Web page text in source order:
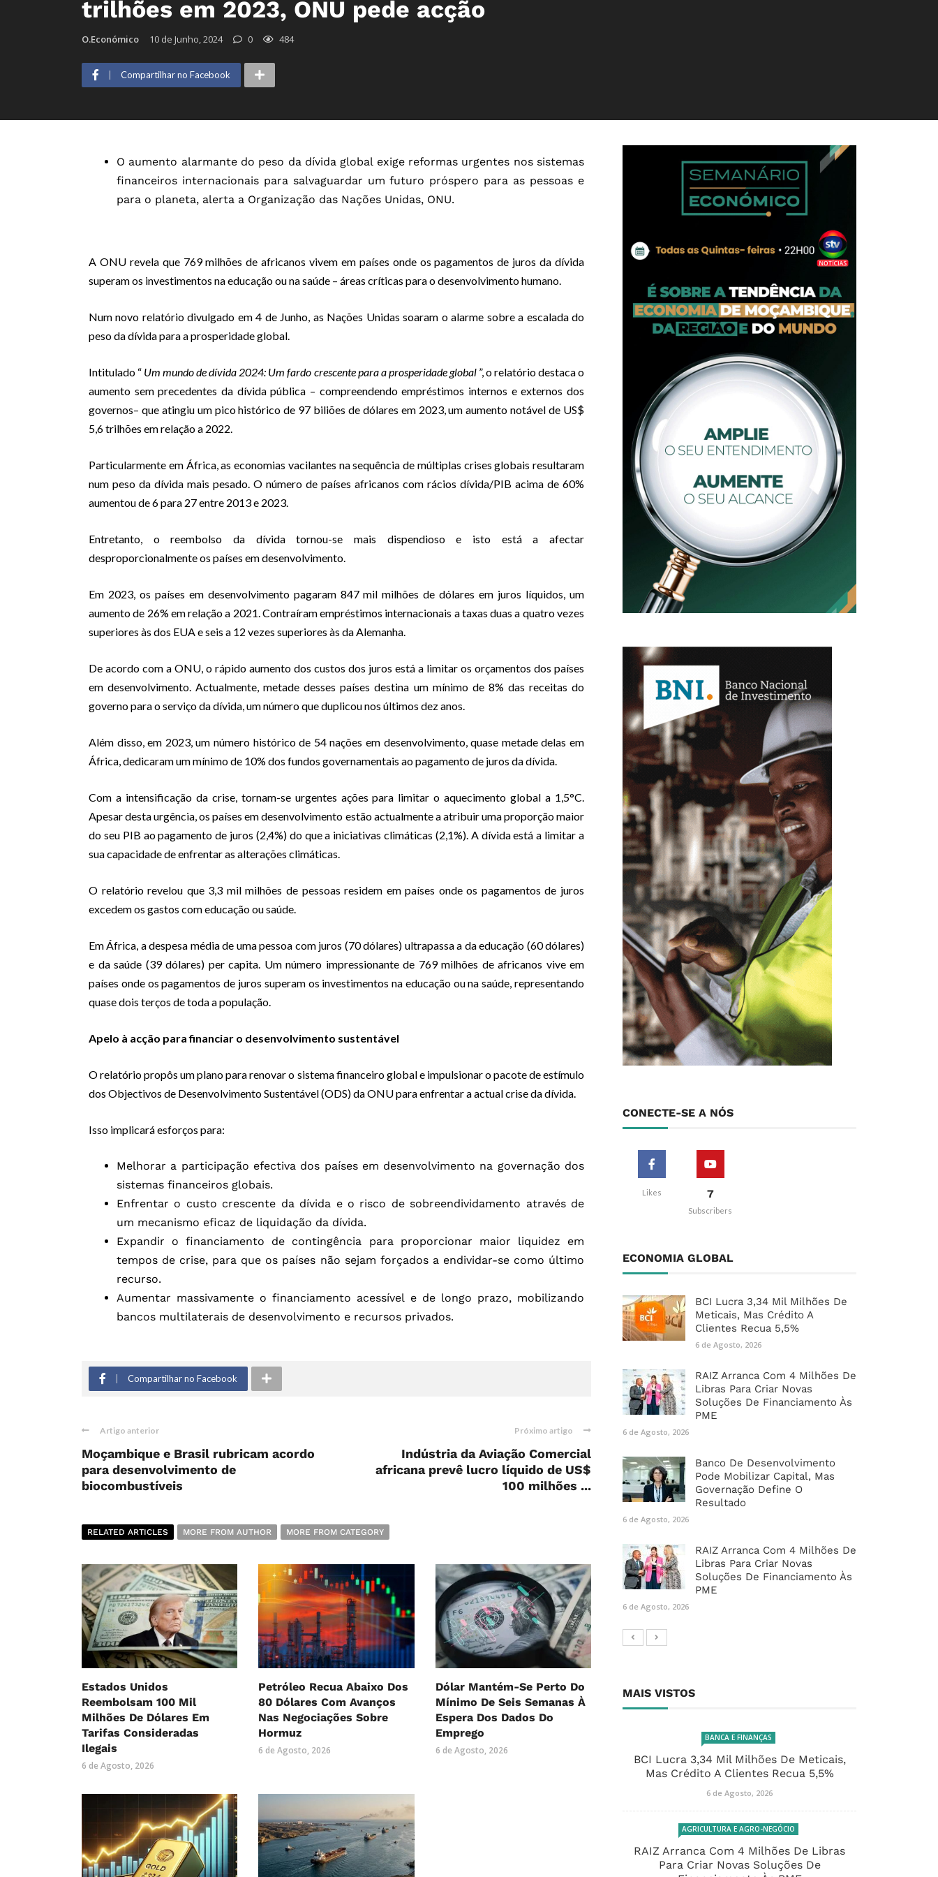
trilhões em 2023, ONU pede acção
O.Económico 10 de Junho, 2024 0 484
Compartilhar no Facebook
O aumento alarmante do peso da dívida global exige reformas urgentes nos sistemas
financeiros internacionais para salvaguardar um futuro próspero para as pessoas e
para o planeta, alerta a Organização das Nações Unidas, ONU.
A ONU revela que 769 milhões de africanos vivem em países onde os pagamentos de juros da dívida
superam os investimentos na educação ou na saúde – áreas críticas para o desenvolvimento humano.
Num novo relatório divulgado em 4 de Junho, as Nações Unidas soaram o alarme sobre a escalada do
peso da dívida para a prosperidade global.
Intitulado “ Um mundo de dívida 2024: Um fardo crescente para a prosperidade global ”, o relatório destaca o
aumento sem precedentes da dívida pública – compreendendo empréstimos internos e externos dos
governos– que atingiu um pico histórico de 97 biliões de dólares em 2023, um aumento notável de US$
5,6 trilhões em relação a 2022.
Particularmente em África, as economias vacilantes na sequência de múltiplas crises globais resultaram
num peso da dívida mais pesado. O número de países africanos com rácios dívida/PIB acima de 60%
aumentou de 6 para 27 entre 2013 e 2023.
Entretanto, o reembolso da dívida tornou-se mais dispendioso e isto está a afectar
desproporcionalmente os países em desenvolvimento.
Em 2023, os países em desenvolvimento pagaram 847 mil milhões de dólares em juros líquidos, um
aumento de 26% em relação a 2021. Contraíram empréstimos internacionais a taxas duas a quatro vezes
superiores às dos EUA e seis a 12 vezes superiores às da Alemanha.
De acordo com a ONU, o rápido aumento dos custos dos juros está a limitar os orçamentos dos países
em desenvolvimento. Actualmente, metade desses países destina um mínimo de 8% das receitas do
governo para o serviço da dívida, um número que duplicou nos últimos dez anos.
Além disso, em 2023, um número histórico de 54 nações em desenvolvimento, quase metade delas em
África, dedicaram um mínimo de 10% dos fundos governamentais ao pagamento de juros da dívida.
Com a intensificação da crise, tornam-se urgentes ações para limitar o aquecimento global a 1,5°C.
Apesar desta urgência, os países em desenvolvimento estão actualmente a atribuir uma proporção maior
do seu PIB ao pagamento de juros (2,4%) do que a iniciativas climáticas (2,1%). A dívida está a limitar a
sua capacidade de enfrentar as alterações climáticas.
O relatório revelou que 3,3 mil milhões de pessoas residem em países onde os pagamentos de juros
excedem os gastos com educação ou saúde.
Em África, a despesa média de uma pessoa com juros (70 dólares) ultrapassa a da educação (60 dólares)
e da saúde (39 dólares) per capita. Um número impressionante de 769 milhões de africanos vive em
países onde os pagamentos de juros superam os investimentos na educação ou na saúde, representando
quase dois terços de toda a população.
Apelo à acção para financiar o desenvolvimento sustentável
O relatório propôs um plano para renovar o sistema financeiro global e impulsionar o pacote de estímulo
dos Objectivos de Desenvolvimento Sustentável (ODS) da ONU para enfrentar a actual crise da dívida.
Isso implicará esforços para:
Melhorar a participação efectiva dos países em desenvolvimento na governação dos
sistemas financeiros globais.
Enfrentar o custo crescente da dívida e o risco de sobreendividamento através de
um mecanismo eficaz de liquidação da dívida.
Expandir o financiamento de contingência para proporcionar maior liquidez em
tempos de crise, para que os países não sejam forçados a endividar-se como último
recurso.
Aumentar massivamente o financiamento acessível e de longo prazo, mobilizando
bancos multilaterais de desenvolvimento e recursos privados.
Compartilhar no Facebook
Artigo anterior
Moçambique e Brasil rubricam acordo
para desenvolvimento de
biocombustíveis
Próximo artigo
Indústria da Aviação Comercial
africana prevê lucro líquido de US$
100 milhões ...
RELATED ARTICLES MORE FROM AUTHOR MORE FROM CATEGORY
Estados Unidos
Reembolsam 100 Mil
Milhões De Dólares Em
Tarifas Consideradas
Ilegais
6 de Agosto, 2026
Petróleo Recua Abaixo Dos
80 Dólares Com Avanços
Nas Negociações Sobre
Hormuz
6 de Agosto, 2026
Dólar Mantém-Se Perto Do
Mínimo De Seis Semanas À
Espera Dos Dados Do
Emprego
6 de Agosto, 2026
CONECTE-SE A NÓS
Likes 7
Subscribers
ECONOMIA GLOBAL
BCI Lucra 3,34 Mil Milhões De
Meticais, Mas Crédito A
Clientes Recua 5,5%
6 de Agosto, 2026
RAIZ Arranca Com 4 Milhões De
Libras Para Criar Novas
Soluções De Financiamento Às
PME
6 de Agosto, 2026
Banco De Desenvolvimento
Pode Mobilizar Capital, Mas
Governação Define O
Resultado
6 de Agosto, 2026
RAIZ Arranca Com 4 Milhões De
Libras Para Criar Novas
Soluções De Financiamento Às
PME
6 de Agosto, 2026
MAIS VISTOS
BANCA E FINANÇAS
BCI Lucra 3,34 Mil Milhões De Meticais,
Mas Crédito A Clientes Recua 5,5%
6 de Agosto, 2026
AGRICULTURA E AGRO-NEGÓCIO
RAIZ Arranca Com 4 Milhões De Libras
Para Criar Novas Soluções De